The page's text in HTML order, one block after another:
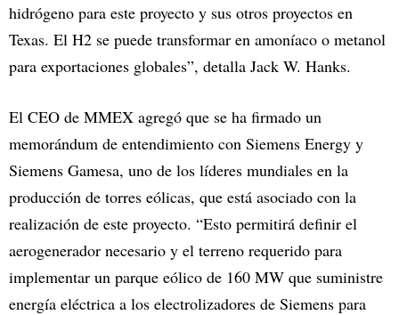
hidrógeno para este proyecto y sus otros proyectos en
Texas. El H2 se puede transformar en amoníaco o metanol
para exportaciones globales”, detalla Jack W. Hanks.
El CEO de MMEX agregó que se ha firmado un
memorándum de entendimiento con Siemens Energy y
Siemens Gamesa, uno de los líderes mundiales en la
producción de torres eólicas, que está asociado con la
realización de este proyecto. “Esto permitirá definir el
aerogenerador necesario y el terreno requerido para
implementar un parque eólico de 160 MW que suministre
energía eléctrica a los electrolizadores de Siemens para